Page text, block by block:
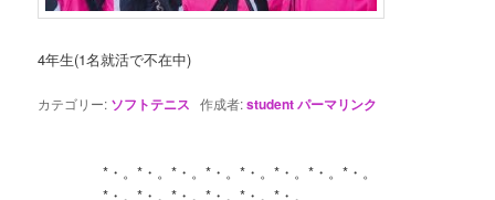
4年生(1名就活で不在中)
カテゴリー: ソフトテニス 作成者:studentパーマリンク
*・。*・。*・。*・。*・。*・。*・。*・。